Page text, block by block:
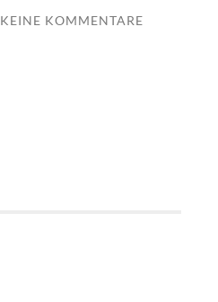
KEINE KOMMENTARE